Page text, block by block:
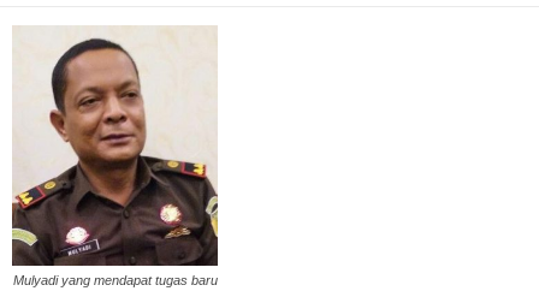
Mulyadi yang mendapat tugas baru